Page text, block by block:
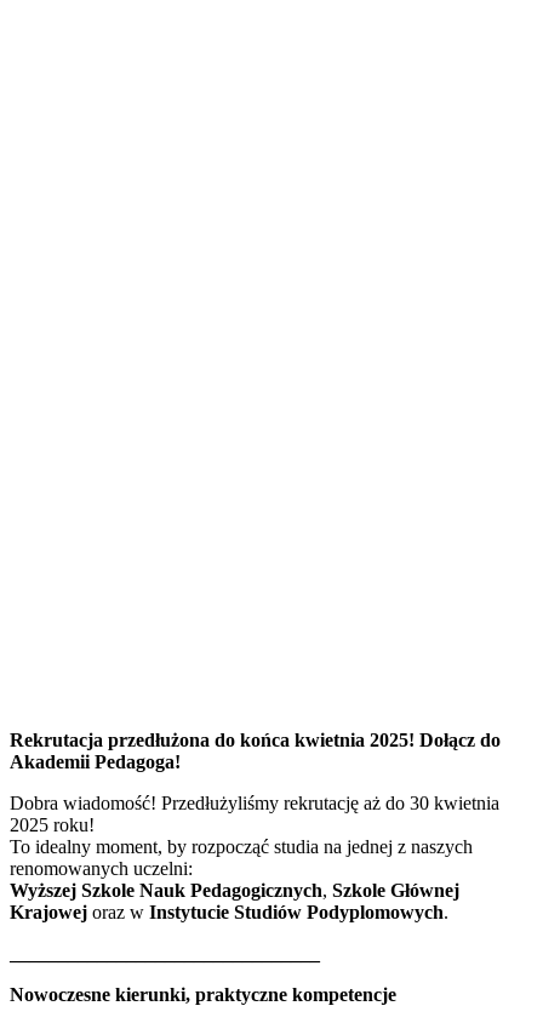
Rekrutacja przedłużona do końca kwietnia 2025! Dołącz do
Akademii Pedagoga!
Dobra wiadomość! Przedłużyliśmy rekrutację aż do 30 kwietnia
2025 roku!
To idealny moment, by rozpocząć studia na jednej z naszych
renomowanych uczelni:
Wyższej Szkole Nauk Pedagogicznych, Szkole Głównej
Krajowej oraz w Instytucie Studiów Podyplomowych.
Nowoczesne kierunki, praktyczne kompetencje